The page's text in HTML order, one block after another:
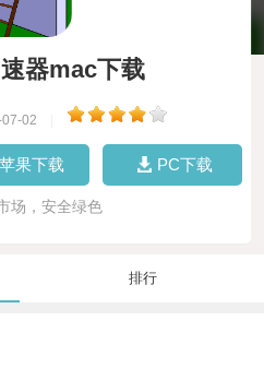
器mac下载
02
苹果下载 PC下载
场，安全绿色
排行